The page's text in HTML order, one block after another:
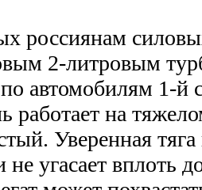
россиянам
2-литровым
автомобилям 1-й
работает на
Уверенная
не угасает вплоть